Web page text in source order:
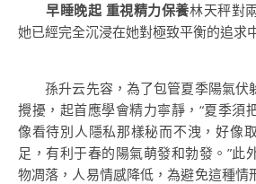
早睡晚起 重視精力保養林天秤對
她已經完全沉浸在她對極致平衡的追求
孫升云先容，為了包管夏季陽氣伏
攪擾，起首應學會精力寧靜，“夏季須
像看待別人隱私那樣秘而不洩，好像
足，有利于春的陽氣萌發和勃發。”此
物凋落，人易情感降低，為避免這種情